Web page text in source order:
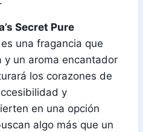
Secret Pure
es una fragancia que
un aroma encantador
los corazones de
y
en una opción
algo más que un